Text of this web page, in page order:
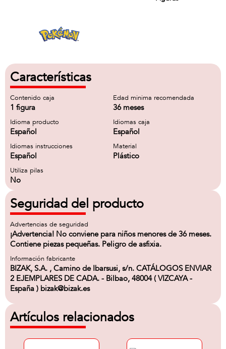
Características
Contenido caja
1 figura
Edad minima recomendada
36 meses
Idioma producto
Español
Idiomas caja
Español
Idiomas instrucciones
Español
Material
Plástico
Utiliza pilas
No
Seguridad del producto
Advertencias de seguridad
¡Advertencia! No conviene para niños menores de 36 meses.
Contiene piezas pequeñas. Peligro de asfixia.
Información fabricante
BIZAK, S.A. , Camino de Ibarsusi, s/n. CATÁLOGOS ENVIAR
2 EJEMPLARES DE CADA. - Bilbao, 48004 ( VIZCAYA -
España ) bizak@bizak.es
Artículos relacionados